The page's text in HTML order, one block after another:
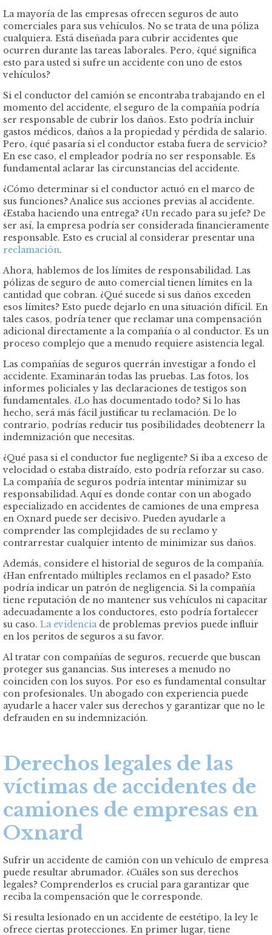
La mayoría de las empresas ofrecen seguros de auto
comerciales para sus vehículos. No se trata de una póliza
cualquiera. Está diseñada para cubrir accidentes que
ocurren durante las tareas laborales. Pero, ¿qué significa
esto para usted si sufre un accidente con uno de estos
vehículos?
Si el conductor del camión se encontraba trabajando en el
momento del accidente, el seguro de la compañía podría
ser responsable de cubrir los daños. Esto podría incluir
gastos médicos, daños a la propiedad y pérdida de salario.
Pero, ¿qué pasaría si el conductor estaba fuera de servicio?
En ese caso, el empleador podría no ser responsable. Es
fundamental aclarar las circunstancias del accidente.
¿Cómo determinar si el conductor actuó en el marco de
sus funciones? Analice sus acciones previas al accidente.
¿Estaba haciendo una entrega? ¿Un recado para su jefe? De
ser así, la empresa podría ser considerada financieramente
responsable. Esto es crucial al considerar presentar una
reclamación.
Ahora, hablemos de los límites de responsabilidad. Las
pólizas de seguro de auto comercial tienen límites en la
cantidad que cobran. ¿Qué sucede si sus daños exceden
esos límites? Esto puede dejarlo en una situación difícil. En
tales casos, podría tener que reclamar una compensación
adicional directamente a la compañía o al conductor. Es un
proceso complejo que a menudo requiere asistencia legal.
Las compañías de seguros querrán investigar a fondo el
accidente. Examinarán todas las pruebas. Las fotos, los
informes policiales y las declaraciones de testigos son
fundamentales. ¿Lo has documentado todo? Si lo has
hecho, será más fácil justificar tu reclamación. De lo
contrario, podrías reducir tus posibilidades deobtenerr la
indemnización que necesitas.
¿Qué pasa si el conductor fue negligente? Si iba a exceso de
velocidad o estaba distraído, esto podría reforzar su caso.
La compañía de seguros podría intentar minimizar su
responsabilidad. Aquí es donde contar con un abogado
especializado en accidentes de camiones de una empresa
en Oxnard puede ser decisivo. Pueden ayudarle a
comprender las complejidades de su reclamo y
contrarrestar cualquier intento de minimizar sus daños.
Además, considere el historial de seguros de la compañía.
¿Han enfrentado múltiples reclamos en el pasado? Esto
podría indicar un patrón de negligencia. Si la compañía
tiene reputación de no mantener sus vehículos ni capacitar
adecuadamente a los conductores, esto podría fortalecer
su caso. La evidenciade problemas previos puede influir
en los peritos de seguros a su favor.
Al tratar con compañías de seguros, recuerde que buscan
proteger sus ganancias. Sus intereses a menudo no
coinciden con los suyos. Por eso es fundamental consultar
con profesionales. Un abogado con experiencia puede
ayudarle a hacer valer sus derechos y garantizar que no le
defrauden en su indemnización.
Derechos legales de las
víctimas de accidentes de
camiones de empresas en
Oxnard
Sufrir un accidente de camión con un vehículo de empresa
puede resultar abrumador. ¿Cuáles son sus derechos
legales? Comprenderlos es crucial para garantizar que
reciba la compensación que le corresponde.
Si resulta lesionado en un accidente de eestétipo, la ley le
ofrece ciertas protecciones. En primer lugar, tiene